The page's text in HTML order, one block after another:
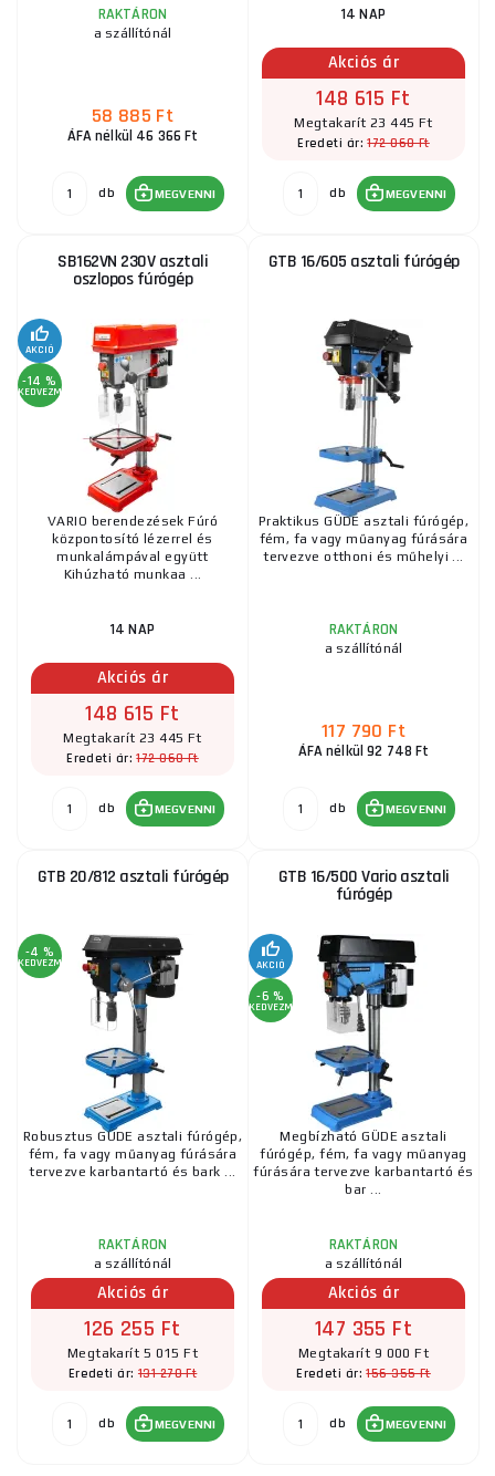
RAKTÁRON
a szállítónál
58 885 Ft
ÁFA nélkül 46 366 Ft
db MEGVENNI
14 NAP
Akciós ár
148 615 Ft
Megtakarít 23 445 Ft
Eredeti ár:172 060 Ft
db MEGVENNI
SB162VN 230V asztali
oszlopos fúrógép
AKCIÓ
-14 %
KEDVEZMÉNY
VARIO berendezések Fúró
központosító lézerrel és
munkalámpával együtt
Kihúzható munkaa ...
14 NAP
Akciós ár
148 615 Ft
Megtakarít 23 445 Ft
Eredeti ár:172 060 Ft
db MEGVENNI
GTB 16/605 asztali fúrógép
Praktikus GÜDE asztali fúrógép,
fém, fa vagy műanyag fúrására
tervezve otthoni és műhelyi ...
RAKTÁRON
a szállítónál
117 790 Ft
ÁFA nélkül 92 748 Ft
db MEGVENNI
GTB 20/812 asztali fúrógép
-4 %
KEDVEZMÉNY
Robusztus GÜDE asztali fúrógép,
fém, fa vagy műanyag fúrására
tervezve karbantartó és bark ...
RAKTÁRON
a szállítónál
Akciós ár
126 255 Ft
Megtakarít 5 015 Ft
Eredeti ár: 131 270 Ft
db MEGVENNI
GTB 16/500 Vario asztali
fúrógép
AKCIÓ
-6 %
KEDVEZMÉNY
Megbízható GÜDE asztali
fúrógép, fém, fa vagy műanyag
fúrására tervezve karbantartó és
bar ...
RAKTÁRON
a szállítónál
Akciós ár
147 355 Ft
Megtakarít 9 000 Ft
Eredeti ár:156 355 Ft
db MEGVENNI